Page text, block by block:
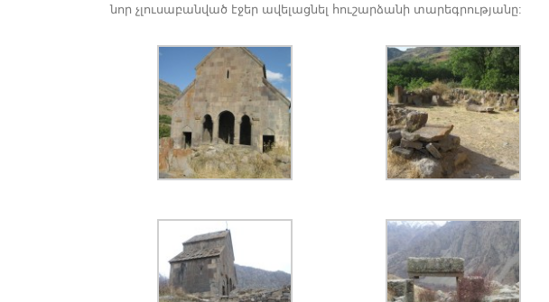
նոր չլուսաբանված էջեր ավելացնել հուշարձանի տարեգրությանը: